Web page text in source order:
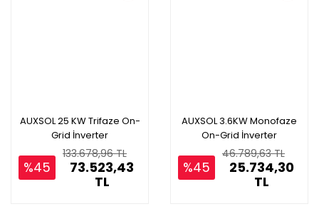
AUXSOL 25 KW Trifaze On-
Grid İnverter
%45
133.678,96 TL
73.523,43
TL
AUXSOL 3.6KW Monofaze
On-Grid İnverter
%45
46.789,63 TL
25.734,30
TL